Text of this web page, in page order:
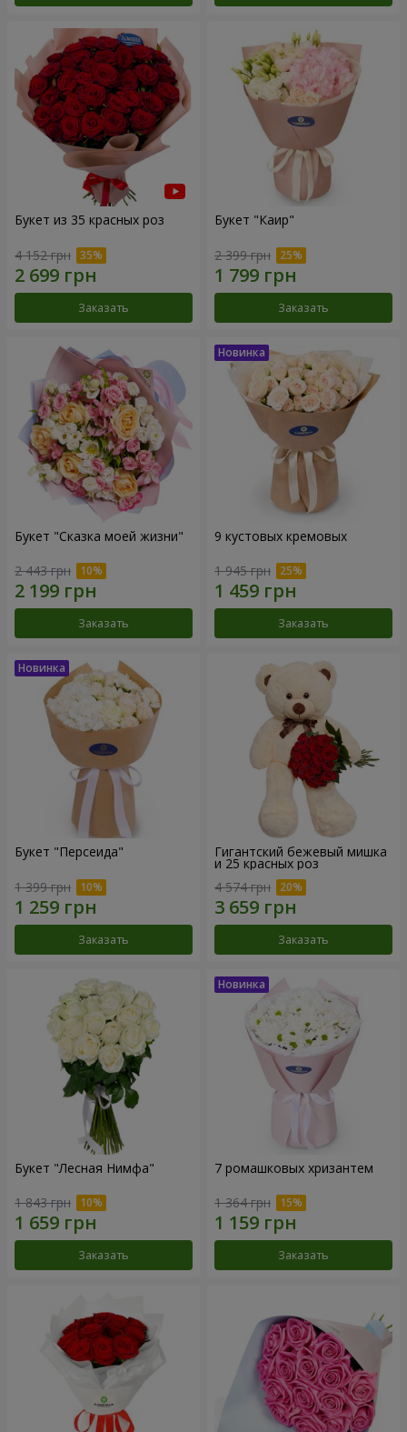
Букет из 35 красных роз
4 152 грн
Заказать
Букет "Каир"
2 399 грн
Заказать
Букет "Сказка моей жизни"
2 443 грн
Заказать
9 кустовых кремовых
1 945 грн
Заказать
Букет "Персеида"
1 399 грн
Заказать
Гигантский бежевый мишка
и 25 красных роз
4 574 грн
Заказать
Букет "Лесная Нимфа"
1 843 грн
Заказать
7 ромашковых хризантем
1 364 грн
Заказать